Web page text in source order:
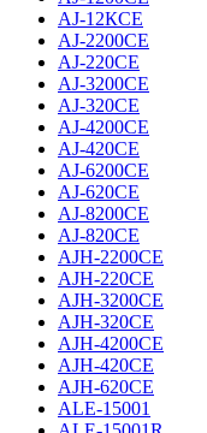
AJ-12КCE
AJ-2200CE
AJ-220CE
AJ-3200CE
AJ-320CE
AJ-4200CE
AJ-420CE
AJ-6200CE
AJ-620CE
AJ-8200CE
AJ-820CE
AJH-2200CE
AJH-220CE
AJH-3200CE
AJH-320CE
AJH-4200CE
AJH-420CE
AJH-620CE
ALE-15001